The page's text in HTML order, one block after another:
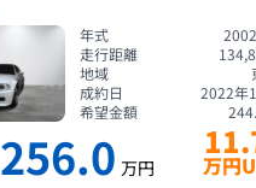
年式
走行距離
地域
成約日
2022年
希望金額
256.0 万円 万円